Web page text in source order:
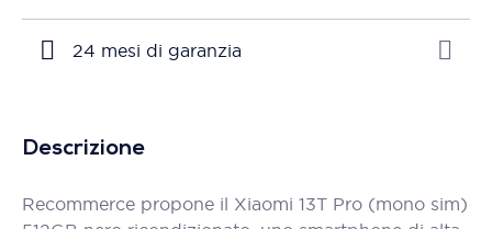
24 mesi di garanzia
Descrizione
Recommerce propone il Xiaomi 13T Pro (mono sim)